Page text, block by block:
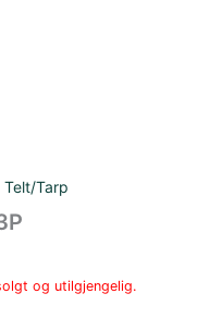
Telt/Tarp
og utilgjengelig.